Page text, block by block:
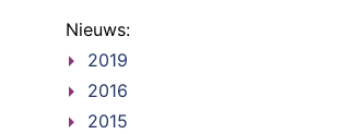
Nieuws:
2019
2016
2015